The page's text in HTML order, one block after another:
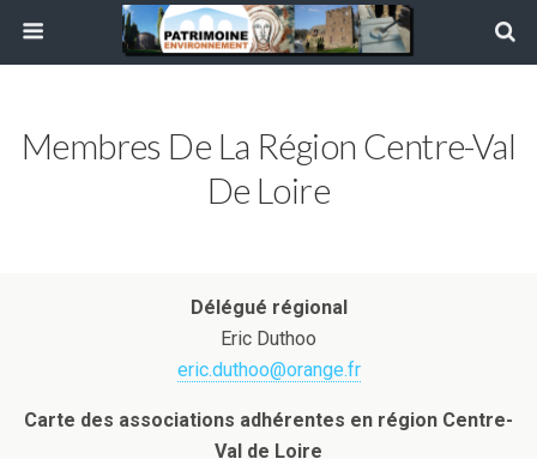
Membres De La Région Centre-Val
De Loire
Délégué régional
Eric Duthoo
eric.duthoo@orange.fr
Carte des associations adhérentes en région Centre-
Val de Loire